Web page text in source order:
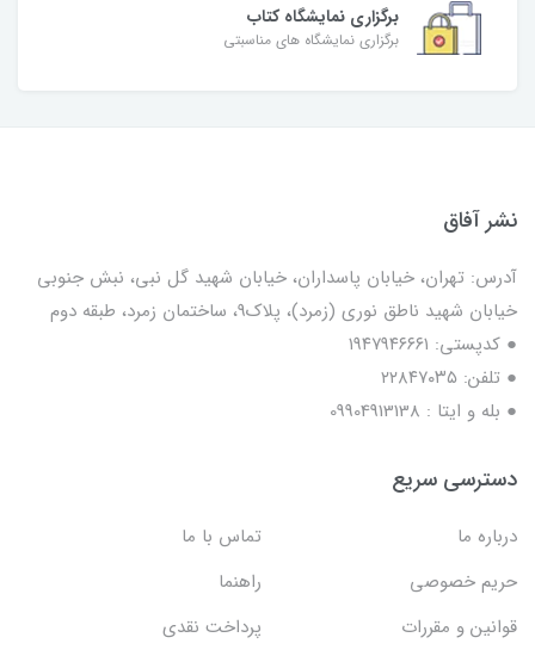
برگزاری نمایشگاه کتاب
برگزاری نمایشگاه های مناسبتی
نشر آفاق
آدرس: تهران، خیابان پاسداران، خیابان شهید گل نبی، نبش جنوبی
خیابان شهید ناطق نوری (زمرد)، پلاک9، ساختمان زمرد، طبقه دوم
● کدپستی: ۱۹۴۷۹۴۶۶۶۱
● تلفن: ٢٢٨۴٧۰۳۵
● بله و ایتا : 09904913138
دسترسی سریع
درباره ما
تماس با ما
حریم خصوصی
راهنما
قوانین و مقررات
پرداخت نقدی